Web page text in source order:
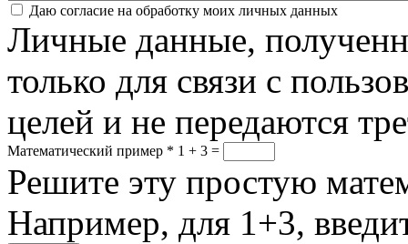
Соглашение*
Даю согласие на обработку моих личных данных
Личные данные,
только для связи с
целей и не передаются
Математический пример * 1 + 3 =
Решите эту простую
Например, для 1+3,